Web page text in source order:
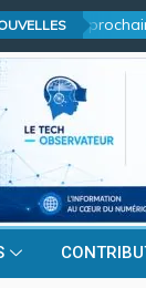
: Le prochain